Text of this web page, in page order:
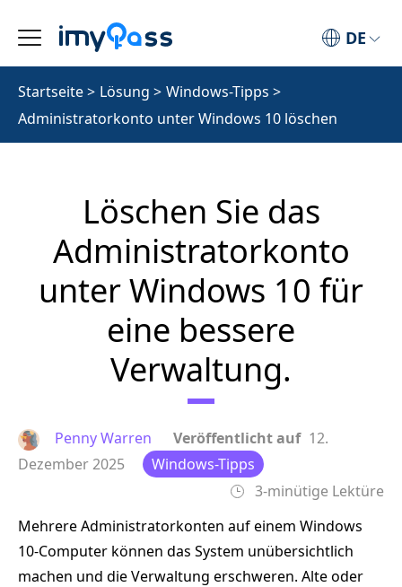
DE
Startseite> Lösung > Windows-Tipps >
Administratorkonto unter Windows 10 löschen
Löschen Sie das
Administratorkonto
unter Windows 10 für
eine bessere
Verwaltung.
Penny Warren Veröffentlicht auf 12.
Dezember 2025
Windows-Tipps
3-minütige Lektüre
Mehrere Administratorkonten auf einem Windows
10-Computer können das System unübersichtlich
machen und die Verwaltung erschweren. Alte oder